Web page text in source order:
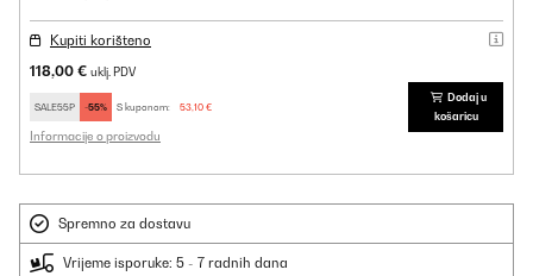
Kupiti korišteno
118,00 € uklj. PDV
SALE55P -55% S kuponom: 53,10 €
Informacije o proizvodu
Dodaj u
košaricu
Spremno za dostavu
Vrijeme isporuke: 5 - 7 radnih dana